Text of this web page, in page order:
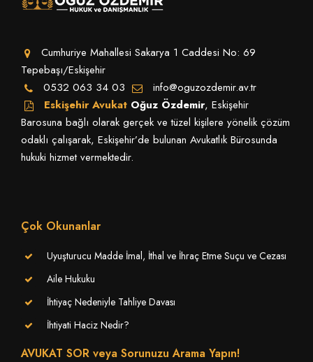
Cumhuriye Mahallesi Sakarya 1 Caddesi No: 69
Tepebaşı/Eskişehir
0532 063 34 03
info@oguzozdemir.av.tr
Eskişehir Avukat Oğuz Özdemir, Eskişehir
Barosuna bağlı olarak gerçek ve tüzel kişilere yönelik çözüm
odaklı çalışarak, Eskişehir’de bulunan Avukatlık Bürosunda
hukuki hizmet vermektedir.
Çok Okunanlar
Uyuşturucu Madde İmal, İthal ve İhraç Etme Suçu ve Cezası
Aile Hukuku
İhtiyaç Nedeniyle Tahliye Davası
İhtiyati Haciz Nedir?
AVUKAT SOR veya Sorunuzu Arama Yapın!